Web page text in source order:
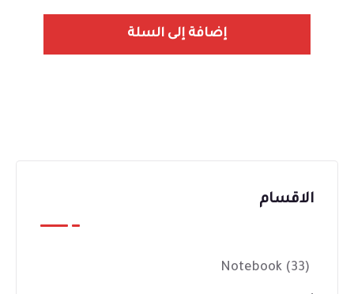
إضافة إلى السلة
الاقسام
Notebook (33)